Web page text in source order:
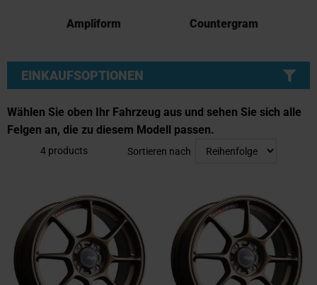
Ampliform Countergram
EINKAUFSOPTIONEN
Wählen Sie oben Ihr Fahrzeug aus und sehen Sie sich alle
Felgen an, die zu diesem Modell passen.
4products Sortieren nach